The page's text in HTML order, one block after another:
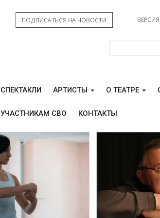
ПОДПИСАТЬСЯ НА НОВОСТИ
СПЕКТАКЛИ АРТИСТЫ О ТЕАТРЕ
УЧАСТНИКАМ СВО КОНТАКТЫ